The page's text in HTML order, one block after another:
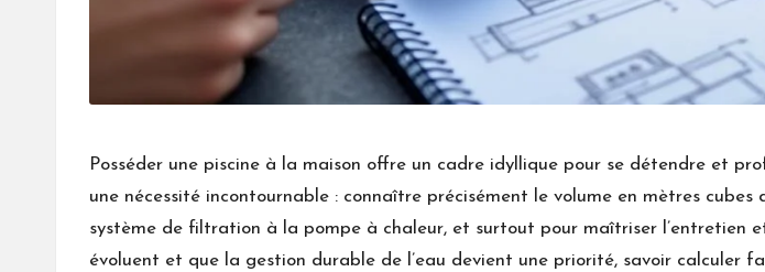
Posséder une piscine à la maison offre un cadre idyllique pour se détendre et
une nécessité incontournable : connaître précisément le volume en mètres
système de filtration à la pompe à chaleur, et surtout pour maîtriser l’entretien
évoluent et que la gestion durable de l’eau devient une priorité, savoir calculer